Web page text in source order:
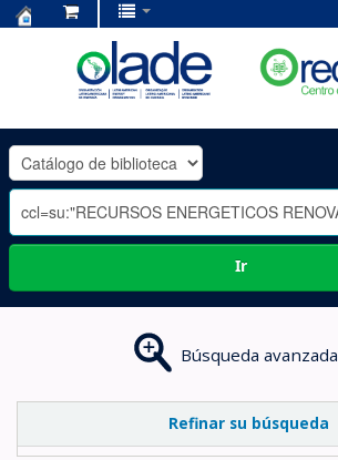
OLADE
-
Ir
Búsqueda avanzada
Refinar su búsqueda